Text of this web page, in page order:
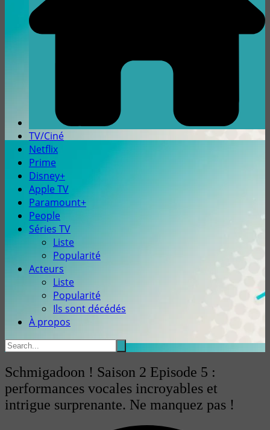
TV/Ciné
Netflix
Prime
Disney+
Apple TV
Paramount+
People
Séries TV
Liste
Popularité
Acteurs
Liste
Popularité
Ils sont décédés
À propos
Schmigadoon ! Saison 2 Episode 5 :
performances vocales incroyables et
intrigue surprenante. Ne manquez pas !